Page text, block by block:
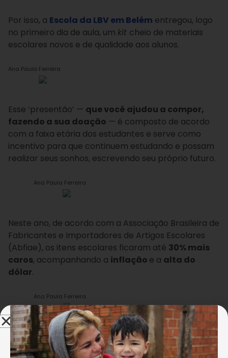
Por isso, a Escola da LBV em Belém entregou, logo
no primeiro dia de aula, um kit cheio de materiais
escolares novos e de qualidade aos alunos.
Ana Paula Ferreira
Esse ‘presentão’ — que você ajudou a compor,
fazendo a sua doação — é composto de acordo
com a faixa etária dos estudantes e serve como
incentivo para que continuem estudando e possam
realizar seus sonhos, escrevendo seu próprio futuro.
Ana Paula Ferreira
Neste ano, de acordo com a Associação Brasileira de
Fabricantes e Importadores de Artigos Escolares
(Abfiae), os itens escolares ficaram até 30% mais
caros, acompanhando a inflação e a alta do
dólar.
Ana Paula Ferreira
Os custos desses itens foram afetados, por exemplo,
pelos aumentos elevados e frequentes nas diversas